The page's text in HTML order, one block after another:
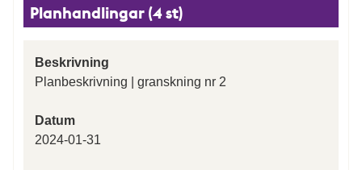
Planhandlingar (4 st)
Beskrivning
Planbeskrivning | granskning nr 2
Datum
2024-01-31